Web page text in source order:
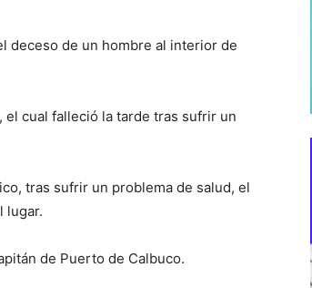
deceso de un hombre al interior de
el cual falleció la tarde tras sufrir un
tras sufrir un problema de salud, el
lugar.
de Puerto de Calbuco.